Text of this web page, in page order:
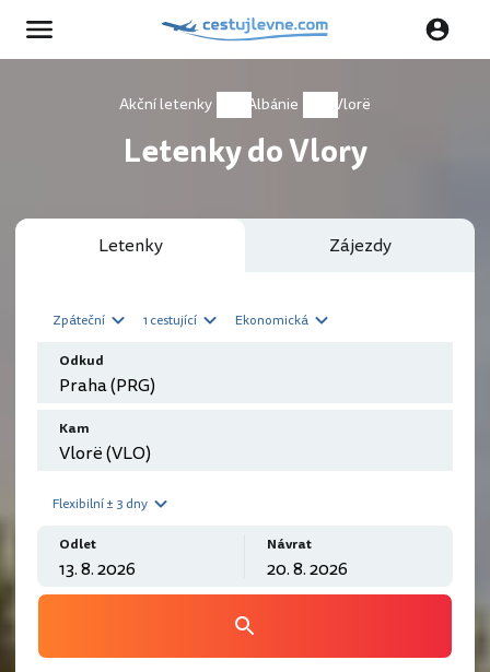
Akční letenky Albánie Vlorë
Letenky do Vlory
Letenky Zájezdy
Zpáteční 1 cestující Ekonomická
Odkud
Kam
Flexibilní ± 3 dny
Odlet Návrat